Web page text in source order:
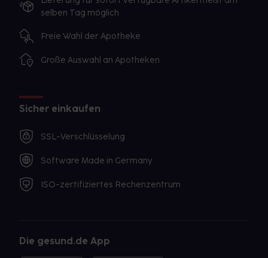
selben Tag möglich
Freie Wahl der Apotheke
Große Auswahl an Apotheken
Sicher einkaufen
SSL-Verschlüsselung
Software Made in Germany
ISO-zertifiziertes Rechenzentrum
Die gesund.de App